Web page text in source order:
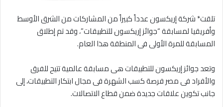
تلقت* شركة إريكسون عدداً كبيراً من المشاركات من الشرق الأوسط
وأفريقيا لمسابقة “جوائز إريكسون للتطبيقات”، وقد تم إطلاق
المسابقة للمرة الأولى فى المنطقة هذا العام.
وتعد جوائز إريكسون للتطبيقات هى مسابقة عالمية تتيح للفرق
والأفراد فى مصر فرصة كسب الشهرة فى مجال ابتكار التطبيقات، إلى
جانب تكوين علاقات جديدة ضمن قطاع الاتصالات.